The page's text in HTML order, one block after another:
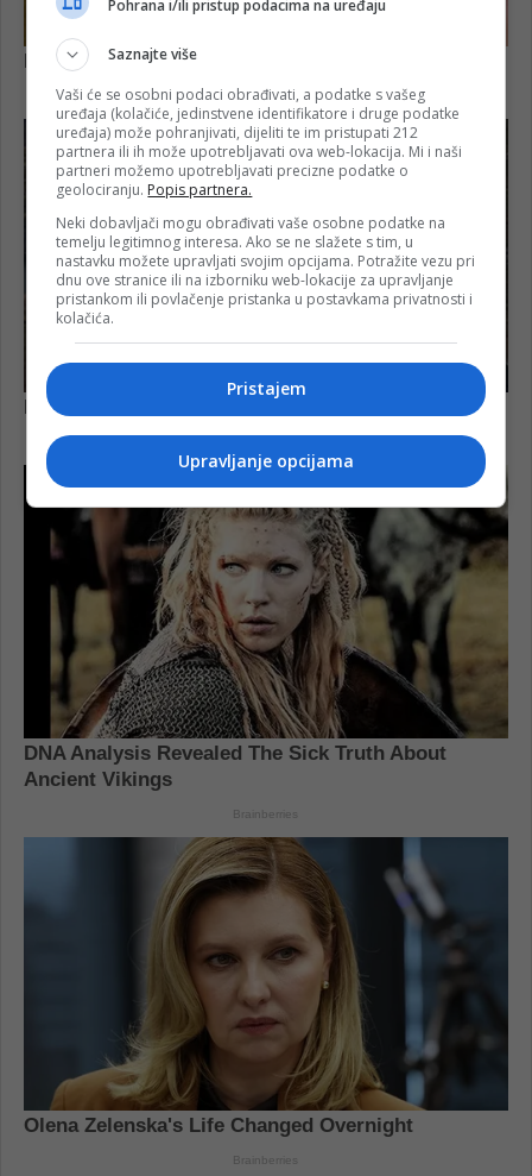
Pohrana i/ili pristup podacima na uređaju
Saznajte više
Vaši će se osobni podaci obrađivati, a podatke s vašeg
uređaja (kolačiće, jedinstvene identifikatore i druge podatke
uređaja) može pohranjivati, dijeliti te im pristupati 212
partnera ili ih može upotrebljavati ova web-lokacija. Mi i naši
partneri možemo upotrebljavati precizne podatke o
geolociranju. Popis partnera.
Neki dobavljači mogu obrađivati vaše osobne podatke na
temelju legitimnog interesa. Ako se ne slažete s tim, u
nastavku možete upravljati svojim opcijama. Potražite vezu pri
dnu ove stranice ili na izborniku web-lokacije za upravljanje
pristankom ili povlačenje pristanka u postavkama privatnosti i
kolačića.
Pristajem
Upravljanje opcijama